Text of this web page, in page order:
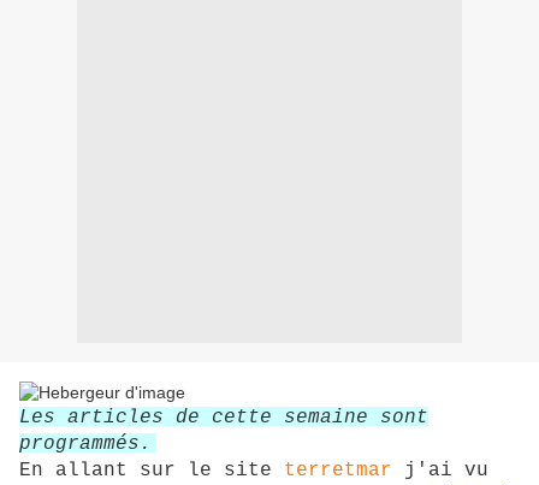
Les articles de cette semaine sont
programmés.
En allant sur le site terretmar j'ai vu